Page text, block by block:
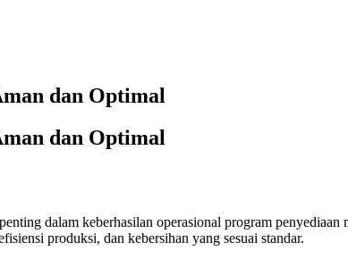
dan Optimal
dan Optimal
dalam keberhasilan operasional program
produksi, dan kebersihan yang sesuai standar.